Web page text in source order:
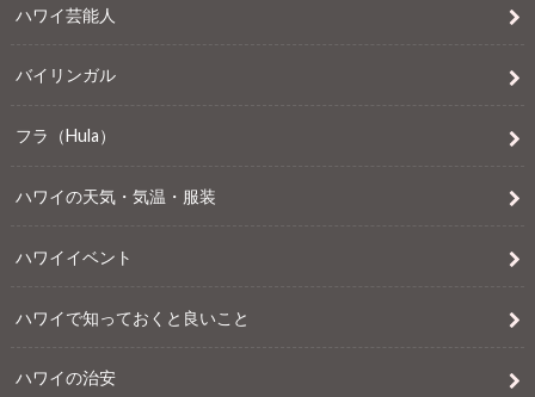
ハワイ芸能人
バイリンガル
フラ（Hula）
ハワイの天気・気温・服装
ハワイイベント
ハワイで知っておくと良いこと
ハワイの治安